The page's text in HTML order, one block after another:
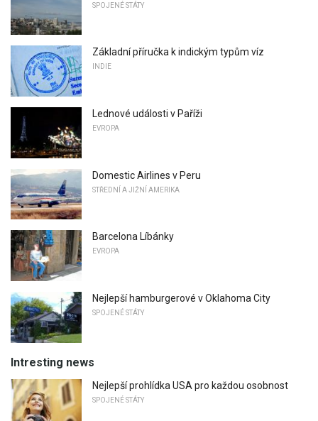
SPOJENÉ STÁTY
Základní příručka k indickým typům víz
INDIE
Lednové události v Paříži
EVROPA
Domestic Airlines v Peru
STŘEDNÍ A JIŽNÍ AMERIKA
Barcelona Líbánky
EVROPA
Nejlepší hamburgerové v Oklahoma City
SPOJENÉ STÁTY
Intresting news
Nejlepší prohlídka USA pro každou osobnost
SPOJENÉ STÁTY